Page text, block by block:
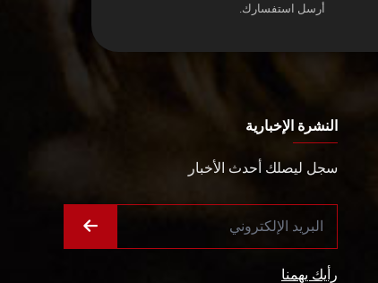
أرسل استفسارك.
النشرة الإخبارية
سجل ليصلك أحدث الأخبار
رأيك يهمنا